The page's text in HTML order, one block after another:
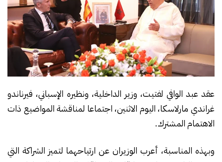
عقد عبد الوافي لفتيت، وزير الداخلية، ونظيره الإسباني، فيرناندو
غراندي مارلاسكا، اليوم الاثنين، اجتماعا لمناقشة المواضيع ذات
الاهتمام المشترك.
وبهذه المناسبة، أعرب الوزيران عن ارتياحهما لتميز الشراكة التي